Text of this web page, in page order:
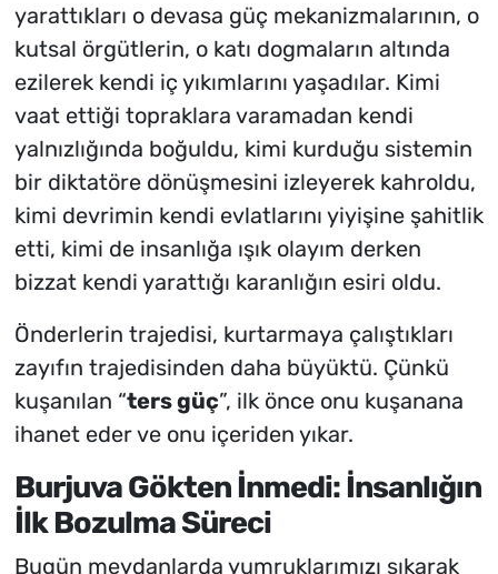
yarattıkları o devasa güç mekanizmalarının, o
kutsal örgütlerin, o katı dogmaların altında
ezilerek kendi iç yıkımlarını yaşadılar. Kimi
vaat ettiği topraklara varamadan kendi
yalnızlığında boğuldu, kimi kurduğu sistemin
bir diktatöre dönüşmesini izleyerek kahroldu,
kimi devrimin kendi evlatlarını yiyişine şahitlik
etti, kimi de insanlığa ışık olayım derken
bizzat kendi yarattığı karanlığın esiri oldu.
Önderlerin trajedisi, kurtarmaya çalıştıkları
zayıfın trajedisinden daha büyüktü. Çünkü
kuşanılan “ters güç”, ilk önce onu kuşanana
ihanet eder ve onu içeriden yıkar.
Burjuva Gökten İnmedi: İnsanlığın
İlk Bozulma Süreci
Bugün meydanlarda yumruklarımızı sıkarak